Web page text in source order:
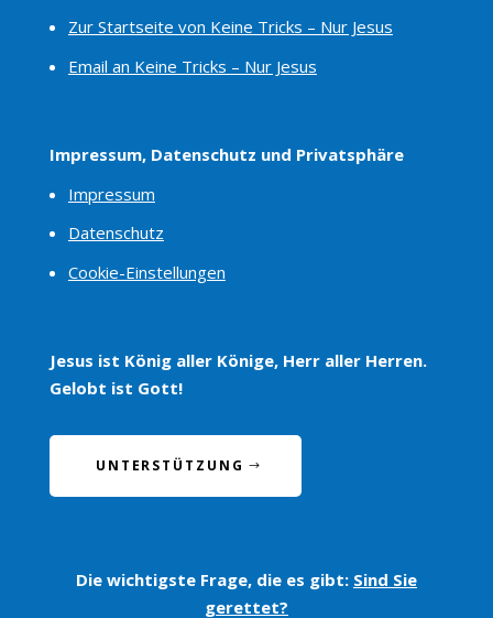
Zur Startseite von Keine Tricks – Nur Jesus
Email an Keine Tricks – Nur Jesus
Impressum, Datenschutz und Privatsphäre
Impressum
Datenschutz
Cookie-Einstellungen
Jesus ist König aller Könige, Herr aller Herren.
Gelobt ist Gott!
UNTERSTÜTZUNG
Die wichtigste Frage, die es gibt: Sind Sie
gerettet?